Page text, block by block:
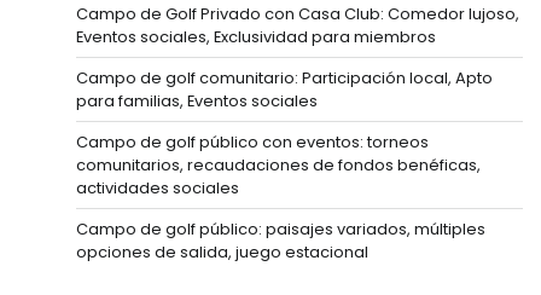
Campo de Golf Privado con Casa Club: Comedor lujoso,
Eventos sociales, Exclusividad para miembros
Campo de golf comunitario: Participación local, Apto
para familias, Eventos sociales
Campo de golf público con eventos: torneos
comunitarios, recaudaciones de fondos benéficas,
actividades sociales
Campo de golf público: paisajes variados, múltiples
opciones de salida, juego estacional